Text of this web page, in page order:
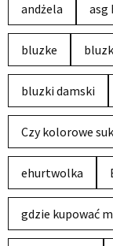
andżela asg
bluzke
bluzki damski
Czy kolorowe
ehurtwolka
gdzie kupować